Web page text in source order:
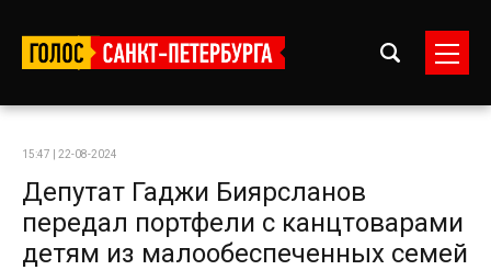
15:47 | 22-08-2024
Депутат Гаджи Биярсланов
передал портфели с канцтоварами
детям из малообеспеченных семей